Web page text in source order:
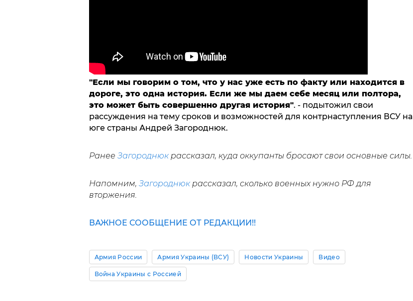
"Если мы говорим о том, что у нас уже есть по факту или находится в
дороге, это одна история. Если же мы даем себе месяц или полтора,
это может быть совершенно другая история". - подытожил свои
рассуждения на тему сроков и возможностей для контрнаступления ВСУ на
юге страны Андрей Загороднюк.
Ранее Загороднюкрассказал, куда оккупанты бросают свои основные силы.
Напомним, Загороднюк рассказал, сколько военных нужно РФ для
вторжения.
ВАЖНОЕ СООБЩЕНИЕ ОТ РЕДАКЦИИ!!
Армия России Армия Украины (ВСУ) Новости Украины Видео
Война Украины с Россией